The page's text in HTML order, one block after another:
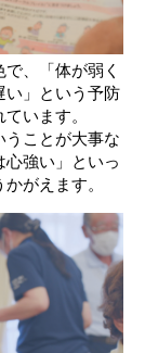
、「体が弱く
い」という予防
います。
うことが大事な
心強い」といっ
がえます。